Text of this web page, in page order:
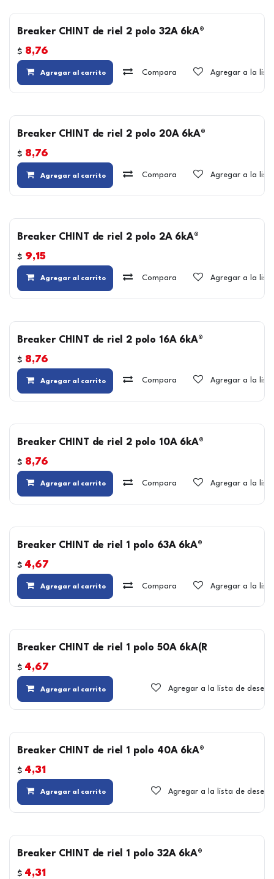
Breaker CHINT de riel 2 polo 32A 6kA®
$ 8,76
Agregar al carrito Compara Agregar a la
Breaker CHINT de riel 2 polo 20A 6kA®
$ 8,76
Agregar al carrito Compara Agregar a la
Breaker CHINT de riel 2 polo 2A 6kA®
$ 9,15
Agregar al carrito Compara Agregar a la
Breaker CHINT de riel 2 polo 16A 6kA®
$ 8,76
Agregar al carrito Compara Agregar a la
Breaker CHINT de riel 2 polo 10A 6kA®
$ 8,76
Agregar al carrito Compara Agregar a la
Breaker CHINT de riel 1 polo 63A 6kA®
$ 4,67
Agregar al carrito Compara Agregar a la
Breaker CHINT de riel 1 polo 50A 6kA(R
$ 4,67
Agregar al carrito Agregar a la lista de deseos
Breaker CHINT de riel 1 polo 40A 6kA®
$ 4,31
Agregar al carrito Agregar a la lista de deseos
Breaker CHINT de riel 1 polo 32A 6kA®
$ 4,31